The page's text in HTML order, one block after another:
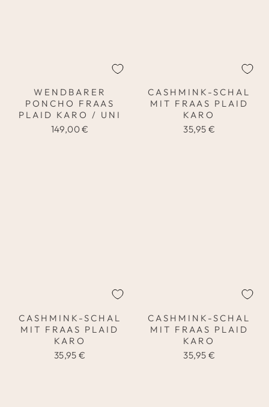
WENDBARER
PONCHO FRAAS
PLAID KARO / UNI
149,00 €
CASHMINK-SCHAL
MIT FRAAS PLAID
KARO
35,95 €
CASHMINK-SCHAL
MIT FRAAS PLAID
KARO
35,95 €
CASHMINK-SCHAL
MIT FRAAS PLAID
KARO
35,95 €